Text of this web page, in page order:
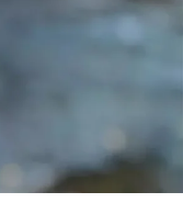
dos 95%
em 2025